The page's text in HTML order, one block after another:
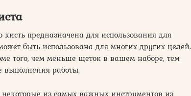
кисть предназначена для использования для
быть использована для многих других целей.
того, чем меньше щеток в вашем наборе, тем
работы.
некоторые из самых важных инструментов из